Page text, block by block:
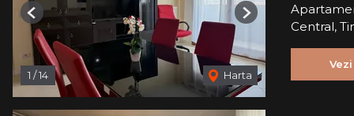
1 /14 Harta
Previous Next
Central,